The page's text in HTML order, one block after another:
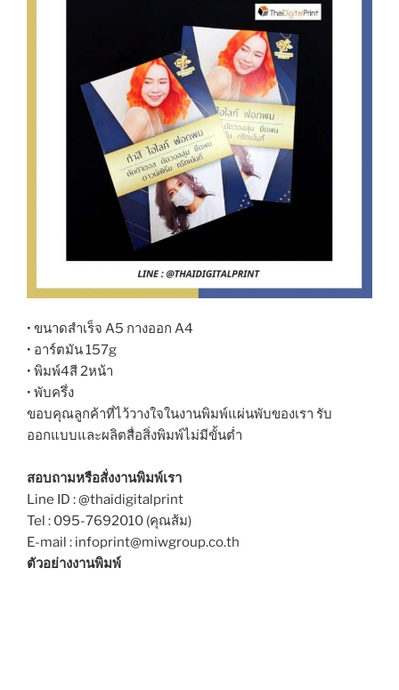
• ขนาดสำเร็จ A5 กางออก A4
• อาร์ตมัน 157g
• พิมพ์4สี 2หน้า
• พับครึ่ง
ขอบคุณลูกค้าที่ไว้วางใจในงานพิมพ์แผ่นพับของเรา รับ
ออกแบบและผลิตสื่อสิ่งพิมพ์ไม่มีขั้นต่ำ
สอบถามหรือสั่งงานพิมพ์เรา
Line ID : @thaidigitalprint
Tel : 095-7692010 (คุณส้ม)
E-mail : infoprint@miwgroup.co.th
ตัวอย่างงานพิมพ์